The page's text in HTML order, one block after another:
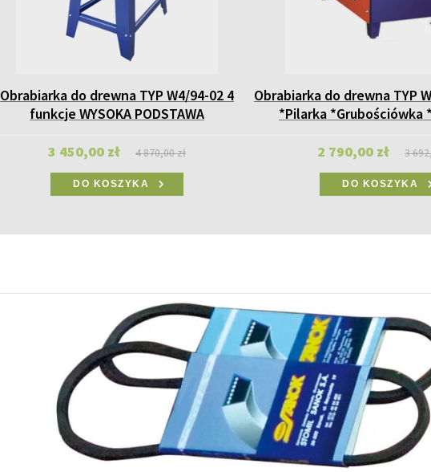
Obrabiarka do drewna TYP W4/94-02 4
funkcje WYSOKA PODSTAWA
3 450,00 zł 4 870,00 zł
DO KOSZYKA
Obrabiarka do drewna TYP
*Pilarka *Grubościówka
2 790,00 zł 3
DO KOSZYKA